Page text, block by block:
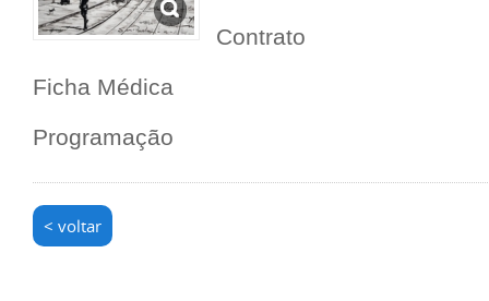
Contrato
Ficha Médica
Programação
< voltar